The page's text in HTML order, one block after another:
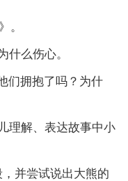
。
什么伤心。
们拥抱了吗？为什
理解、表达故事中小
并尝试说出大熊的